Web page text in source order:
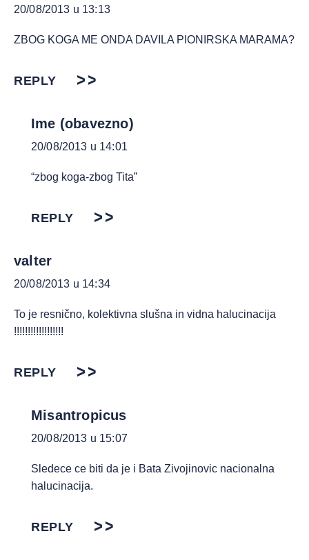
20/08/2013 u 13:13
ZBOG KOGA ME ONDA DAVILA PIONIRSKA MARAMA?
REPLY
Ime (obavezno)
20/08/2013 u 14:01
“zbog koga-zbog Tita”
REPLY
valter
20/08/2013 u 14:34
To je resnično, kolektivna slušna in vidna halucinacija
!!!!!!!!!!!!!!!!!!
REPLY
Misantropicus
20/08/2013 u 15:07
Sledece ce biti da je i Bata Zivojinovic nacionalna
halucinacija.
REPLY